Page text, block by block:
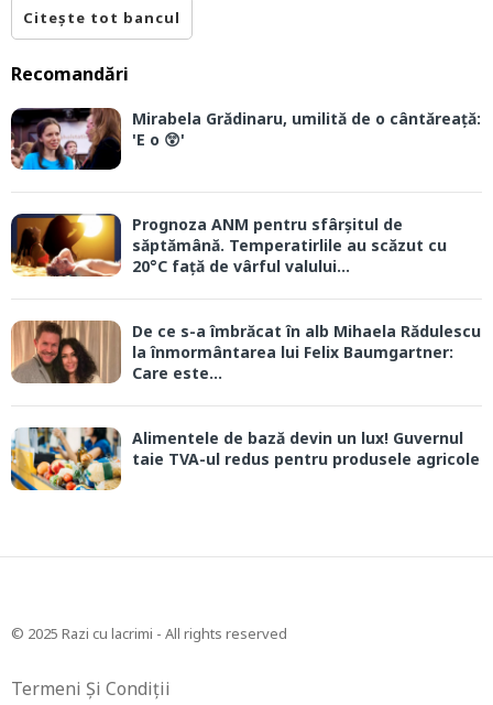
Citește tot bancul
Recomandări
Mirabela Grădinaru, umilită de o cântăreață:
'E o 😲'
Prognoza ANM pentru sfârșitul de
săptămână. Temperatirlile au scăzut cu
20°C față de vârful valului...
De ce s-a îmbrăcat în alb Mihaela Rădulescu
la înmormântarea lui Felix Baumgartner:
Care este...
Alimentele de bază devin un lux! Guvernul
taie TVA-ul redus pentru produsele agricole
© 2025 Razi cu lacrimi - All rights reserved
Termeni Și Condiții